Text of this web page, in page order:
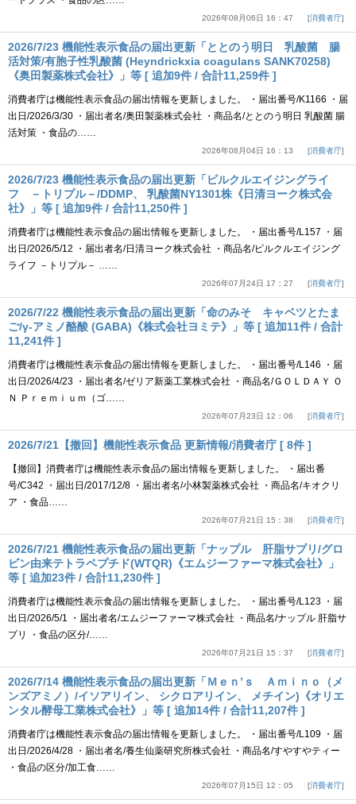
2026年08月06日 16：47 消費者庁
2026/7/23 機能性表示食品の届出更新「ととのう明日 乳酸菌 腸
活対策/有胞子性乳酸菌 (Heyndrickxia coagulans SANK70258)
《奥田製薬株式会社》」等 [ 追加9件 / 合計11,259件 ]
消費者庁は機能性表示食品の届出情報を更新しました。 ・届出番号/K1166 ・届
出日/2026/3/30 ・届出者名/奥田製薬株式会社 ・商品名/ととのう明日 乳酸菌 腸
活対策 ・食品の……
2026年08月04日 16：13 消費者庁
2026/7/23 機能性表示食品の届出更新「ピルクルエイジングライ
フ －トリプル－/DDMP、 乳酸菌NY1301株《日清ヨーク株式会
社》」等 [ 追加9件 / 合計11,250件 ]
消費者庁は機能性表示食品の届出情報を更新しました。 ・届出番号/L157 ・届
出日/2026/5/12 ・届出者名/日清ヨーク株式会社 ・商品名/ピルクルエイジング
ライフ －トリプル－ ……
2026年07月24日 17：27 消費者庁
2026/7/22 機能性表示食品の届出更新「命のみそ キャベツとたま
ご/γ-アミノ酪酸 (GABA)《株式会社ヨミテ》」等 [ 追加11件 / 合計
11,241件 ]
消費者庁は機能性表示食品の届出情報を更新しました。 ・届出番号/L146 ・届
出日/2026/4/23 ・届出者名/ゼリア新薬工業株式会社 ・商品名/ＧＯＬＤＡＹ Ｏ
Ｎ Ｐｒｅｍｉｕｍ（ゴ……
2026年07月23日 12：06 消費者庁
2026/7/21【撤回】機能性表示食品 更新情報/消費者庁 [ 8件 ]
【撤回】消費者庁は機能性表示食品の届出情報を更新しました。 ・届出番
号/C342 ・届出日/2017/12/8 ・届出者名/小林製薬株式会社 ・商品名/キオクリ
ア ・食品……
2026年07月21日 15：38 消費者庁
2026/7/21 機能性表示食品の届出更新「ナップル 肝脂サプリ/グロ
ビン由来テトラペプチド(WTQR)《エムジーファーマ株式会社》」
等 [ 追加23件 / 合計11,230件 ]
消費者庁は機能性表示食品の届出情報を更新しました。 ・届出番号/L123 ・届
出日/2026/5/1 ・届出者名/エムジーファーマ株式会社 ・商品名/ナップル 肝脂サ
プリ ・食品の区分/……
2026年07月21日 15：37 消費者庁
2026/7/14 機能性表示食品の届出更新「Ｍｅｎ’ｓ Ａｍｉｎｏ（メ
ンズアミノ）/イソアリイン、 シクロアリイン、 メチイン)《オリエ
ンタル酵母工業株式会社》」等 [ 追加14件 / 合計11,207件 ]
消費者庁は機能性表示食品の届出情報を更新しました。 ・届出番号/L109 ・届
出日/2026/4/28 ・届出者名/養生仙薬研究所株式会社 ・商品名/すやすやティー
・食品の区分/加工食……
2026年07月15日 12：05 消費者庁